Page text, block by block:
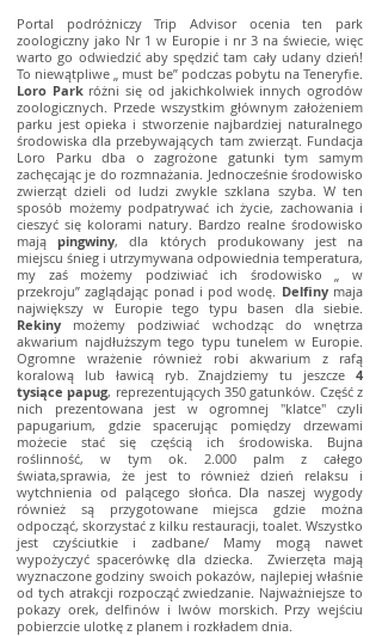
Portal podróżniczy Trip Advisor ocenia ten park
zoologiczny jako Nr 1 w Europie i nr 3 na świecie, więc
warto go odwiedzić aby spędzić tam cały udany dzień!
To niewątpliwe „ must be” podczas pobytu na Teneryfie.
Loro Parkróżni się od jakichkolwiek innych ogrodów
zoologicznych. Przede wszystkim głównym założeniem
parku jest opieka i stworzenie najbardziej naturalnego
środowiska dla przebywających tam zwierząt. Fundacja
Loro Parku dba o zagrożone gatunki tym samym
zachęcając je do rozmnażania. Jednocześnie środowisko
zwierząt dzieli od ludzi zwykle szklana szyba. W ten
sposób możemy podpatrywać ich życie, zachowania i
cieszyć się kolorami natury. Bardzo realne środowisko
mająpingwiny, dla których produkowany jest na
miejscu śnieg i utrzymywana odpowiednia temperatura,
my zaś możemy podziwiać ich środowisko „ w
przekroju” zaglądając ponad i pod wodę. Delfinymaja
największy w Europie tego typu basen dla siebie.
Rekiny możemy podziwiać wchodząc do wnętrza
akwarium najdłuższym tego typu tunelem w Europie.
Ogromne wrażenie również robi akwarium z rafą
koralową lub ławicą ryb. Znajdziemy tu jeszcze 4
tysiące papug, reprezentujących 350 gatunków. Część z
nich prezentowana jest w ogromnej "klatce" czyli
papugarium, gdzie spacerując pomiędzy drzewami
możecie stać się częścią ich środowiska. Bujna
roślinność, w tym ok. 2.000 palm z całego
świata,sprawia, że jest to również dzień relaksu i
wytchnienia od palącego słońca. Dla naszej wygody
również są przygotowane miejsca gdzie można
odpocząć, skorzystać z kilku restauracji, toalet. Wszystko
jest czyściutkie i zadbane/ Mamy mogą nawet
wypożyczyć spacerówkę dla dziecka. Zwierzęta mają
wyznaczone godziny swoich pokazów, najlepiej właśnie
od tych atrakcji rozpocząć zwiedzanie. Najważniejsze to
pokazy orek, delfinów i lwów morskich. Przy wejściu
pobierzcie ulotkę z planem i rozkładem dnia.